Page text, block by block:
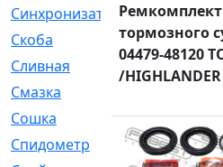
Синхронизатор
[1]
Скоба
[4]
Сливная
[6]
Смазка
Сошка
[8]
Спидометр
[48]
Ремкомплект
тормозного
04479-48120
/